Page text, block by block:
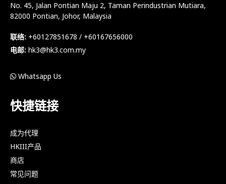
No. 45, Jalan Pontian Maju 2, Taman Perindustrian Mutiara,
82000 Pontian, Johor, Malaysia
联络: +60127851678 / +60167656000
电邮: hk3@hk3.com.my
Whatsapp Us
快捷链接
成为代理
HKIII产品
商店
常见问题